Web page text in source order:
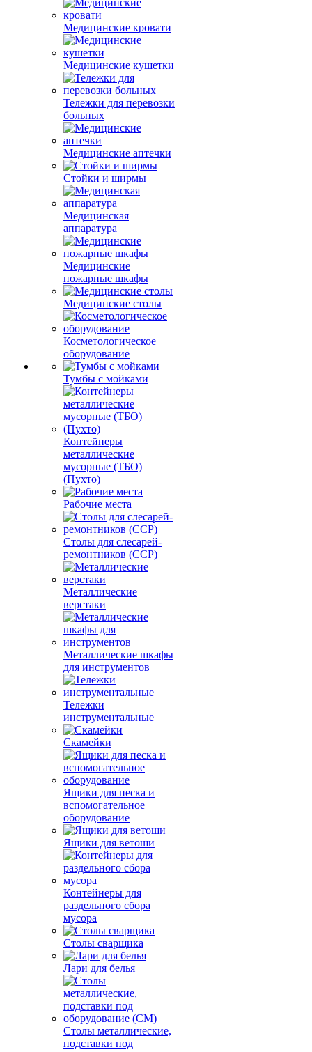
Медицинские кровати
Медицинские кушетки
Тележки для перевозки
больных
Медицинские аптечки
Стойки и ширмы
Медицинская
аппаратура
Медицинские
пожарные шкафы
Медицинские столы
Косметологическое
оборудование
Тумбы с мойками
Контейнеры
металлические
мусорные (ТБО)
(Пухто)
Рабочие места
Столы для слесарей-
ремонтников (ССР)
Металлические
верстаки
Металлические шкафы
для инструментов
Тележки
инструментальные
Скамейки
Ящики для песка и
вспомогательное
оборудование
Ящики для ветоши
Контейнеры для
раздельного сбора
мусора
Столы сварщика
Лари для белья
Столы металлические,
подставки под